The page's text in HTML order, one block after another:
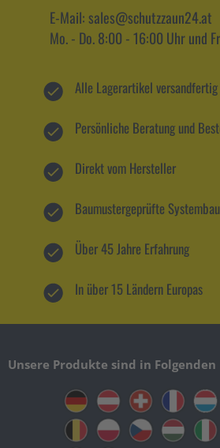
E-Mail: sales@schutzzaun24.at
Mo. - Do. 8:00 - 16:00 Uhr und
Alle Lagerartikel
Persönliche Beratung und
Direkt vom Hersteller
Baumustergeprüfte
Über 45 Jahre Erfahrung
In über 15 Ländern Europas
Unsere Produkte sind in